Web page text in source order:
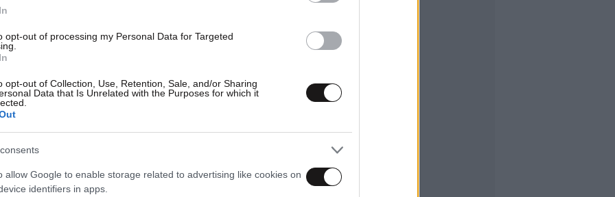
opt-out of processing my Personal Data for Targeted
opt-out of Collection, Use, Retention, Sale, and/or Sharing
Data that Is Unrelated with the Purposes for which it
allow Google to enable storage related to advertising like cookies on
identifiers in apps.
και Νησιωτικής Πολιτικής σε συνεργασία με